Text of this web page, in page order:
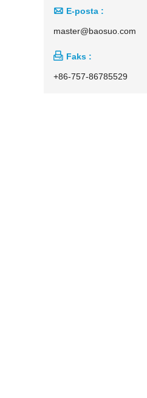
 E-posta :
master@baosuo.com
 Faks :
+86-757-86785529